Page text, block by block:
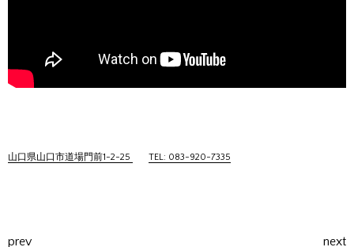
山口県山口市道場門前1-2-25 TEL: 083-920-7335
prev next